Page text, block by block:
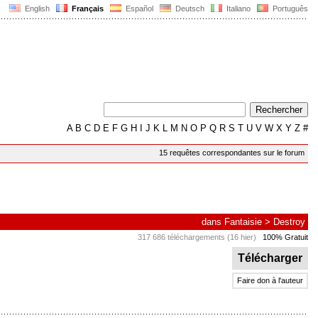
English Français Español Deutsch Italiano Português
AB C D E F G H J K L M N O P Q R S T U V W X Y Z #
15 requêtes correspondantes sur le forum
dans Fantaisie > Destroy
317 686 téléchargements (16 hier) 100% Gratuit
Télécharger
Faire don à l'auteur